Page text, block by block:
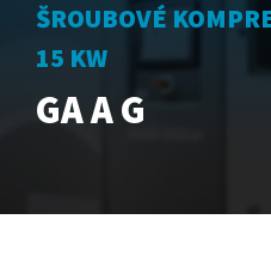
ŠROUBOVÉ
15 KW
GA A G